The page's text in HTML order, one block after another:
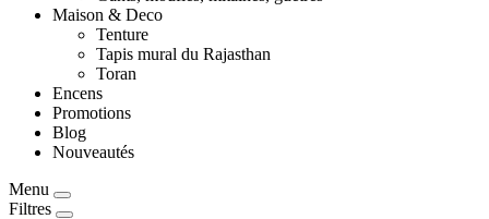
Maison & Deco
Tenture
Tapis mural du Rajasthan
Toran
Encens
Promotions
Blog
Nouveautés
Menu
Filtres